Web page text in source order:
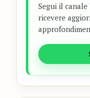
Segui il
ricevere